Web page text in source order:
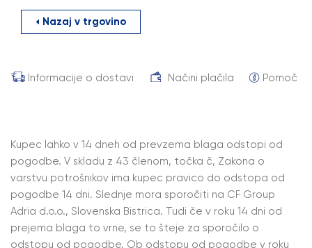
Nazaj v trgovino
Informacije o dostavi Načini plačila Pomoč
Kupec lahko v 14 dneh od prevzema blaga odstopi od
pogodbe. V skladu z 43 členom, točka č, Zakona o
varstvu potrošnikov ima kupec pravico do odstopa od
pogodbe 14 dni. Slednje mora sporočiti na CF Group
Adria d.o.o., Slovenska Bistrica. Tudi če v roku 14 dni od
prejema blaga to vrne, se to šteje za sporočilo o
odstopu od pogodbe. Ob odstopu od pogodbe v roku